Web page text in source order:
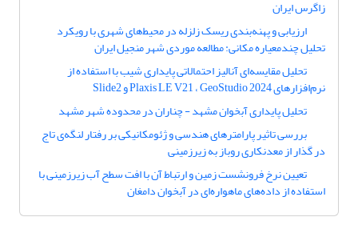
زاگرس ایران
ارزیابی و پهنه‌بندی ریسک زلزله در محیط‌های شهری با رویکرد
تحلیل چندمعیاره مکانی: مطالعه موردی شهر منجیل ایران
تحلیل مقایسه‌ای آنالیز احتمالاتی پایداری شیب با استفاده از
نرم‌افزارهای Plaxis LE V21 ، GeoStudio 2024 و Slide2
تحلیل پایداری آبخوان مشهد - چناران در محدوده شهر مشهد
بررسی تاثیر پارامترهای هندسی و ژئومکانیکی بر رفتار لنگه‌ی تاج
در گذار از معدنکاری روباز به زیرزمینی
تعیین نرخ فرونشست زمین و ارتباط آن با افت سطح آب زیرزمینی با
استفاده از داده‌های ماهواره‌ای در آبخوان دامغان